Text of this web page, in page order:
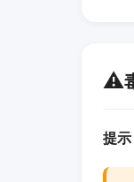
⚠️
提示